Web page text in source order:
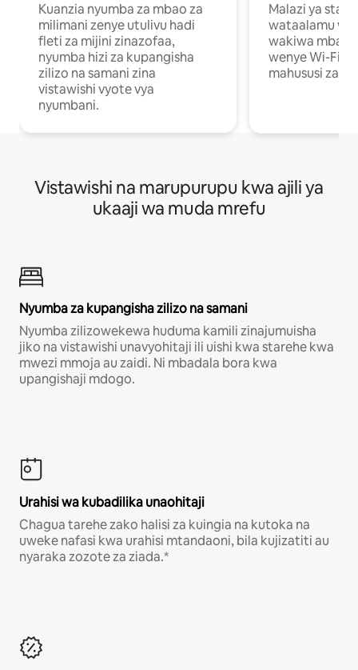
Kuanzia nyumba za mbao za
milimani zenye utulivu hadi
fleti za mijini zinazofaa,
nyumba hizi za kupangisha
zilizo na samani zina
vistawishi vyote vya
nyumbani.
Malazi ya
wataalamu
wakiwa mbali
wenye Wi-Fi
mahususi za
Vistawishi na marupurupu kwa ajili ya
ukaaji wa muda mrefu
Nyumba za kupangisha zilizo na samani
Nyumba zilizowekewa huduma kamili zinajumuisha
jiko na vistawishi unavyohitaji ili uishi kwa starehe kwa
mwezi mmoja au zaidi. Ni mbadala bora kwa
upangishaji mdogo.
Urahisi wa kubadilika unaohitaji
Chagua tarehe zako halisi za kuingia na kutoka na
uweke nafasi kwa urahisi mtandaoni, bila kujizatiti au
nyaraka zozote za ziada.*